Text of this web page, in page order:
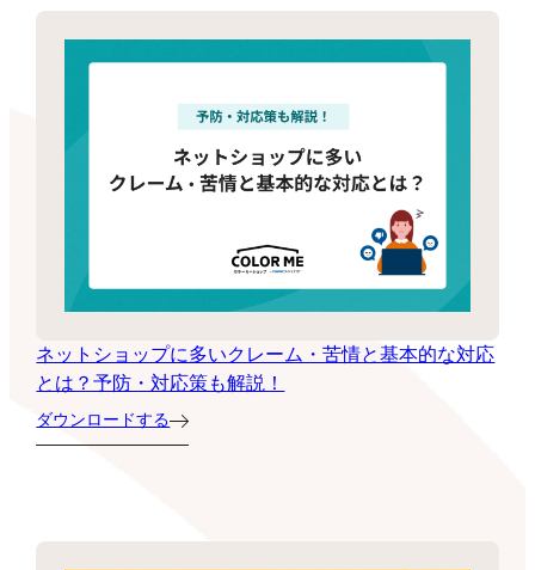
ネットショップに多いクレーム・苦情と基本的な対応
とは？予防・対応策も解説！
ダウンロードする